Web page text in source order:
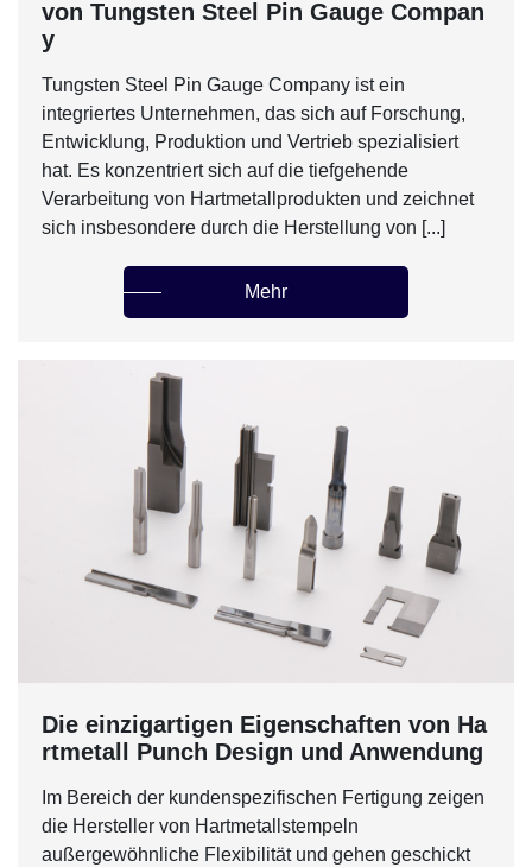
von Tungsten Steel Pin Gauge Compan
y
Tungsten Steel Pin Gauge Company ist ein
integriertes Unternehmen, das sich auf Forschung,
Entwicklung, Produktion und Vertrieb spezialisiert
hat. Es konzentriert sich auf die tiefgehende
Verarbeitung von Hartmetallprodukten und zeichnet
sich insbesondere durch die Herstellung von [...]
Mehr
Die einzigartigen Eigenschaften von Ha
rtmetall Punch Design und Anwendung
Im Bereich der kundenspezifischen Fertigung zeigen
die Hersteller von Hartmetallstempeln
außergewöhnliche Flexibilität und gehen geschickt